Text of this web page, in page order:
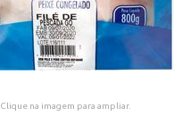
Clique na imagem para ampliar.